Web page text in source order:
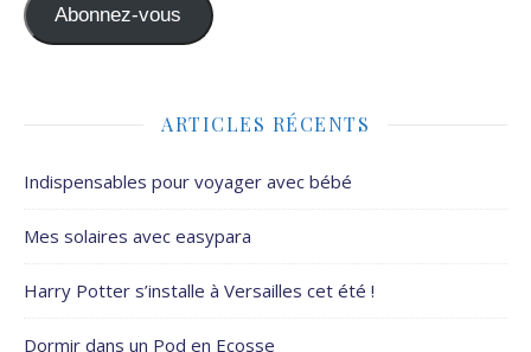
Abonnez-vous
ARTICLES RÉCENTS
Indispensables pour voyager avec bébé
Mes solaires avec easypara
Harry Potter s’installe à Versailles cet été !
Dormir dans un Pod en Ecosse